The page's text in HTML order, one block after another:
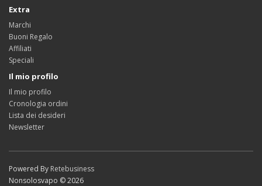
Extra
Marchi
Buoni Regalo
Affiliati
Speciali
Il mio profilo
Il mio profilo
Cronologia ordini
Lista dei desideri
Newsletter
Powered By Retebusiness
Nonsolosvapo © 2026